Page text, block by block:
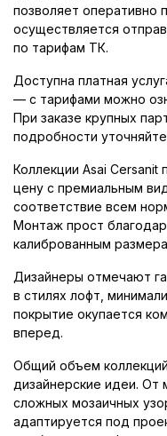
позволяет оперативно
осуществляется
по тарифам ТК.
Доступна платная
— с тарифами можно
При заказе крупных
подробности
Коллекции Asai
цену с премиальным
соответствие всем
Монтаж прост
калиброванным
Дизайнеры отмечают
в стилях лофт,
покрытие окупается
вперед.
Общий объем
дизайнерские идеи.
сложных мозаичных
адаптируется под